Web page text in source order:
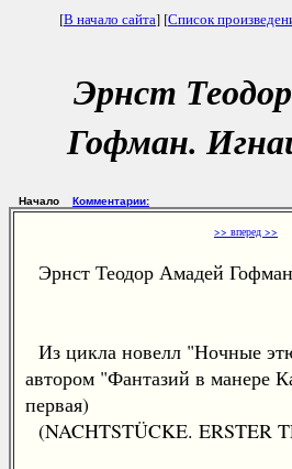
[В начало сайта] [Список
Эрнст
Гофман.
Начало Комментарии:
>> вперед >>
Эрнст Теодор Амадей
Из цикла новелл "Ночные
автором "Фантазий в манере
первая)
(NACHTSTÜCKE. ERSTER